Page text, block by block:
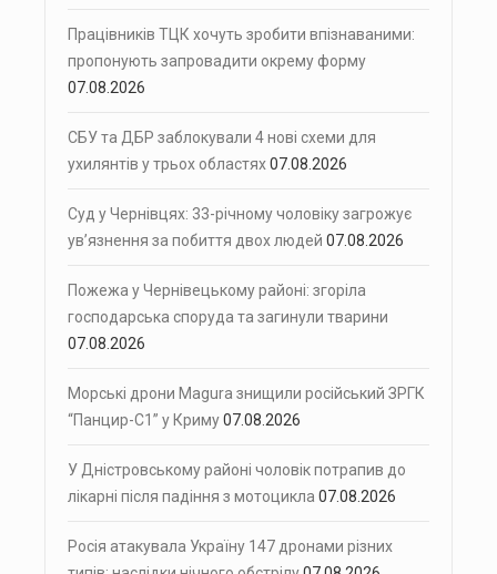
Працівників ТЦК хочуть зробити впізнаваними:
пропонують запровадити окрему форму
07.08.2026
СБУ та ДБР заблокували 4 нові схеми для
ухилянтів у трьох областях07.08.2026
Суд у Чернівцях: 33-річному чоловіку загрожує
ув’язнення за побиття двох людей 07.08.2026
Пожежа у Чернівецькому районі: згоріла
господарська споруда та загинули тварини
07.08.2026
Морські дрони Magura знищили російський ЗРГК
“Панцир-С1” у Криму07.08.2026
У Дністровському районі чоловік потрапив до
лікарні після падіння з мотоцикла 07.08.2026
Росія атакувала Україну 147 дронами різних